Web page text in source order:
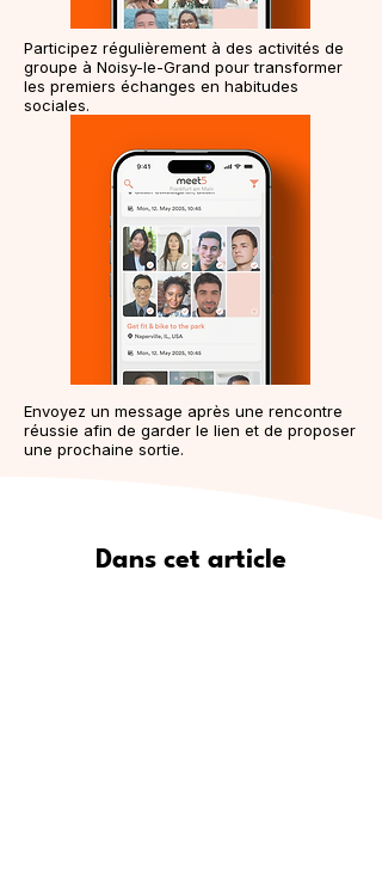
Participez régulièrement à des activités de
groupe à Noisy-le-Grand pour transformer
les premiers échanges en habitudes
sociales.
Envoyez un message après une rencontre
réussie afin de garder le lien et de proposer
une prochaine sortie.
Dans cet article